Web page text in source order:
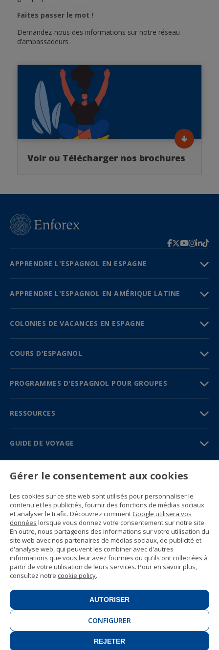
Faites passer le mot !
Demandez-nous des informations sur notre réseau
d’ambassadeurs.
Voir ou Télécharger nos brochures
APPRENDRE L'ESPAGNOL EN ESPAGNE
APPRENDRE L'ESPAGNOL EN AMÉRIQUE LATINE
COLONIES DE VACANCES EN ESPAGNE
COURS D'ESPAGNOL
PROGRAMMES D'ESPAGNOL POUR GROUPES
RESSOURCES
GUIDE DE VOYAGE
PARTENAIRES
Contactez-nous
Prix et brochures
(+34) 91 594 37 76
Gustavo Fernández Balbuena, 11
28002 Madrid, Spain
Sitemap
Conditions générales
Politique de confidentialité
Politique de cookies d’Enforex
(CIF B-79946729) Tous droits réservés.
Avis juridique
Gérer le consentement aux cookies
Les cookies sur ce site web sont utilisés pour personnaliser le
contenu et les publicités, fournir des fonctions de médias sociaux
et analyser le trafic. Découvrez comment Google utilisera vos
données lorsque vous donnez votre consentement sur notre site.
En outre, nous partageons des informations sur votre utilisation du
site web avec nos partenaires de médias sociaux, de publicité et
d'analyse web, qui peuvent les combiner avec d'autres
informations que vous leur avez fournies ou qu'ils ont collectées à
partir de votre utilisation de leurs services. Pour en savoir plus,
consultez notre cookie policy.
REJETER
CONFIGURER
AUTORISER